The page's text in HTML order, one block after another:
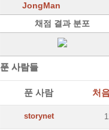
JongMan
채점 결과 분포
푼 사람들
푼 사람 처
storynet